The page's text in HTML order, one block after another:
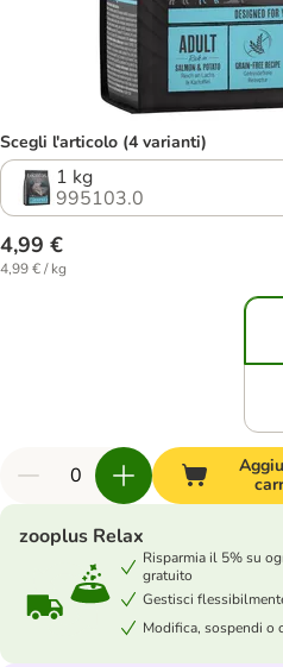
Scegli l'articolo (4 varianti)
1 kg
995103.0
4,99 €
4,99 € / kg
zooplus Relax
Risparmia il 5% su
gratuito
Gestisci
Modifica, sospendi o